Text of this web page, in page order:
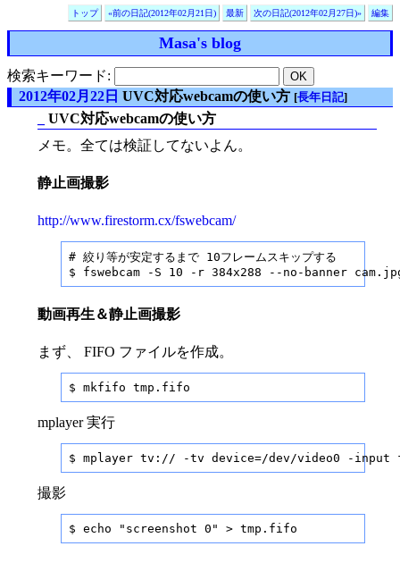
トップ «前の日記(2012年02月21日) 最新 次の日記(2012年02月27日)» 編集
Masa's blog
検索キーワード:
2012年02月22日 UVC対応webcamの使い方 [長年日記]
UVC対応webcamの使い方
メモ。全ては検証してないよん。
静止画撮影
http://www.firestorm.cx/fswebcam/
# 絞り等が安定するまで 10フレームスキップする
$ fswebcam -S 10 -r 384x288 --no-banner
動画再生＆静止画撮影
まず、 FIFO ファイルを作成。
$ mkfifo tmp.fifo
mplayer 実行
$ mplayer tv:// -tv device=/dev/video0 -
撮影
$ echo "screenshot 0" > tmp.fifo